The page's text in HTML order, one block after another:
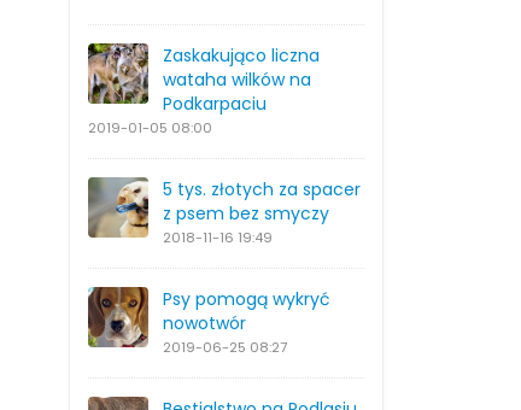
Zaskakująco liczna
wataha wilków na
Podkarpaciu
2019-01-05 08:00
5 tys. złotych za spacer
z psem bez smyczy
2018-11-16 19:49
Psy pomogą wykryć
nowotwór
2019-06-25 08:27